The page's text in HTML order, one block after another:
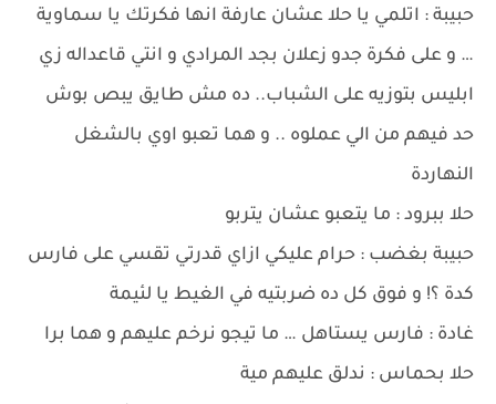
حبيبة : اتلمي يا حلا عشان عارفة انها فكرتك يا سماوية
… و على فكرة جدو زعلان بجد المرادي و انتي قاعداله زي
ابليس بتوزيه على الشباب.. ده مش طايق يبص بوش
حد فيهم من الي عملوه .. و هما تعبو اوي بالشغل
النهاردة
حلا ببرود : ما يتعبو عشان يتربو
حبيبة بغضب : حرام عليكي ازاي قدرتي تقسي على فارس
كدة ؟! و فوق كل ده ضربتيه في الغيط يا لئيمة
غادة : فارس يستاهل … ما تيجو نرخم عليهم و هما برا
حلا بحماس : ندلق عليهم مية